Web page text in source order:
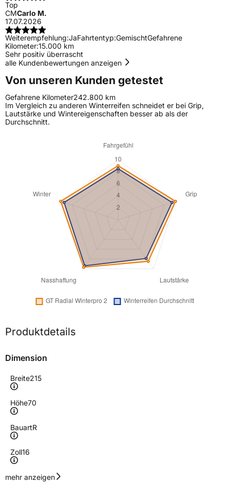
Top
CMCarlo M.
17.07.2026
Weiterempfehlung:JaFahrtentyp:GemischtGefahrene
Kilometer:15.000 km
Sehr positiv überrascht
alle Kundenbewertungen anzeigen
Von unseren Kunden getestet
Gefahrene Kilometer242.800 km
Im Vergleich zu anderen Winterreifen schneidet er bei Grip,
Lautstärke und Wintereigenschaften besser ab als der
Durchschnitt.
Produktdetails
Dimension
Breite215
Höhe70
BauartR
Zoll16
Geschwindigkeitsindex
mehr anzeigen